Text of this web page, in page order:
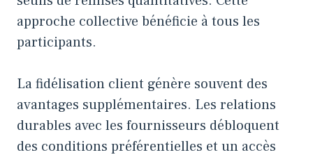
approche collective bénéficie à tous les
participants.
La fidélisation client génère souvent des
avantages supplémentaires. Les relations
durables avec les fournisseurs débloquent
des conditions préférentielles et un accès